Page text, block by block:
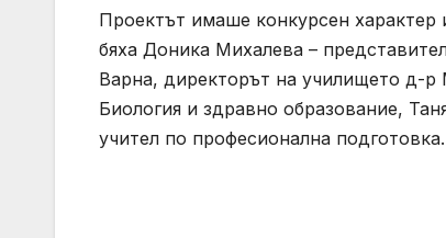
Проектът имаше конкурсен
бяха Доника Михалева –
Варна, директорът на училището д-
Биология и здравно образование,
учител по професионална подготовка.